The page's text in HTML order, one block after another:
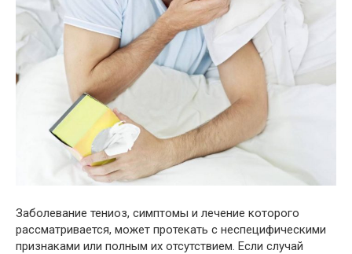
Заболевание тениоз, симптомы и лечение которого
рассматривается, может протекать с неспецифическими
признаками или полным их отсутствием. Если случай